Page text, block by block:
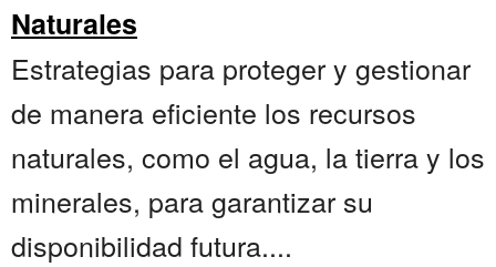
Naturales
Estrategias para proteger y gestionar
de manera eficiente los recursos
naturales, como el agua, la tierra y los
minerales, para garantizar su
disponibilidad futura....